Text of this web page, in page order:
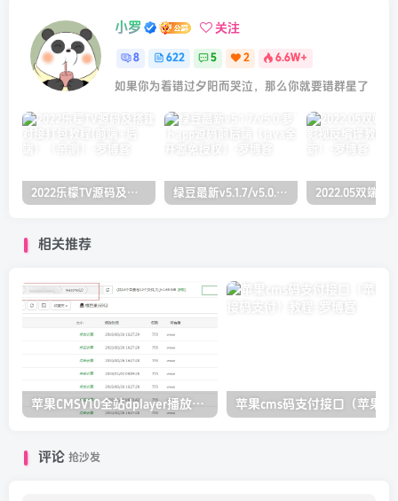
小罗 关注
8 622 5 2 6.6W+
如果你为着错过夕阳而哭泣，那么你就要错群星了
2022乐檬TV源码及搭建对接打包教程(前端+后端）（亲测） 绿豆最新v5.1.7/v5.0.萝卜app源码前后端【java全开源免授权】
相关推荐
苹果CMSV10全站dplayer播放器增加记忆+P2P播放+弹幕+自动下一集功能
评论 抢沙发